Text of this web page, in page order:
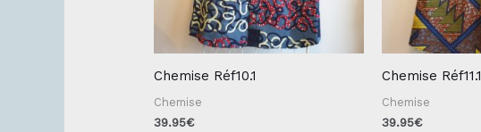
Chemise Réf10.1
Chemise
39.95€
Chemise Réf11.1
Chemise
39.95€